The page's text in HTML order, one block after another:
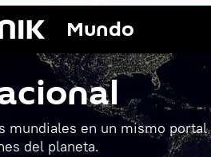
Mundo
mundiales en un mismo
del planeta.